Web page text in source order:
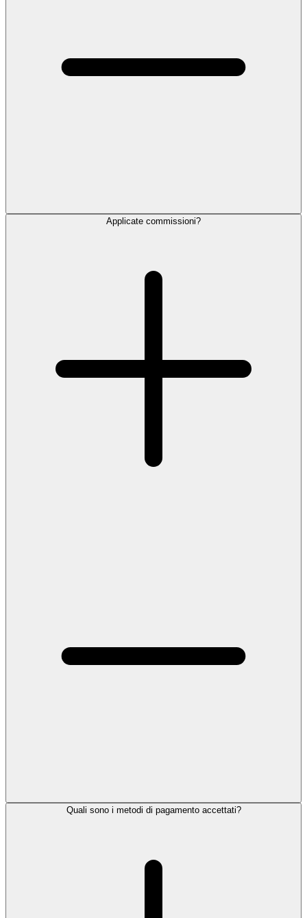
Applicate commissioni?
Quali sono i metodi di pagamento accettati?